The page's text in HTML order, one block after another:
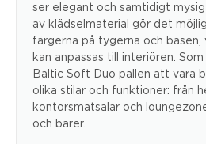
ser elegant och samtidigt
av klädselmaterial gör det
färgerna på tygerna och
kan anpassas till interiören.
Baltic Soft Duo pallen att vara
olika stilar och funktioner: från
kontorsmatsalar och
och barer.